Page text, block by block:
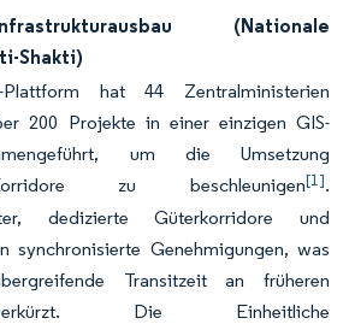
(Nationale
Shakti)
Plattform hat 44 Zentralministerien
200 Projekte in einer einzigen GIS-
um die Umsetzung
zu beschleunigen[1].
dedizierte Güterkorridore und
synchronisierte Genehmigungen, was
Transitzeit an früheren
Die Einheitliche